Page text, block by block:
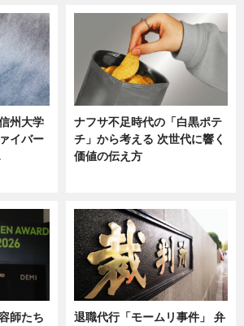
州大学
イバー
ナフサ不足時代の「白黒ポテ
チ」から考える 次世代に響く
価値の伝え方
師たち
退職代行「モームリ事件」 弁